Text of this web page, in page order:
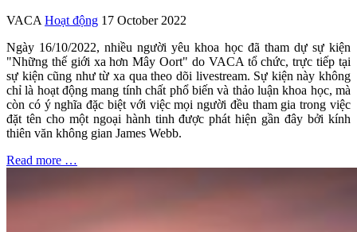
VACA Hoạt động 17 October 2022
Ngày 16/10/2022, nhiều người yêu khoa học đã tham dự sự kiện
"Những thế giới xa hơn Mây Oort" do VACA tổ chức, trực tiếp tại
sự kiện cũng như từ xa qua theo dõi livestream. Sự kiện này không
chỉ là hoạt động mang tính chất phổ biến và thảo luận khoa học, mà
còn có ý nghĩa đặc biệt với việc mọi người đều tham gia trong việc
đặt tên cho một ngoại hành tinh được phát hiện gần đây bởi kính
thiên văn không gian James Webb.
Read more …